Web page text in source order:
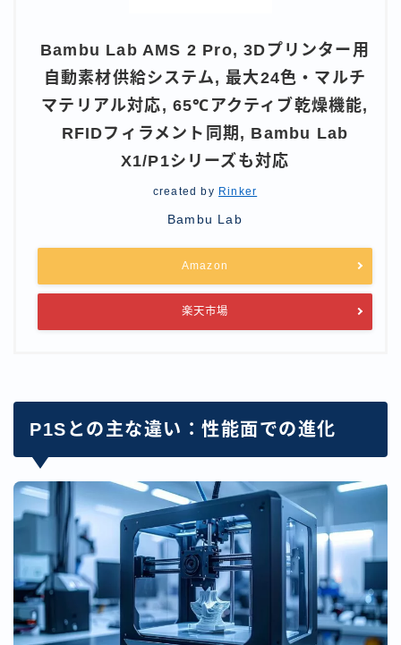
Bambu Lab AMS 2 Pro, 3Dプリンター用
自動素材供給システム, 最大24色・マルチ
マテリアル対応, 65℃アクティブ乾燥機能,
RFIDフィラメント同期, Bambu Lab
X1/P1シリーズも対応
created by Rinker
Bambu Lab
Amazon
楽天市場
P1Sとの主な違い：性能面での進化